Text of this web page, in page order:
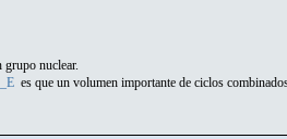
nuclear.
es que un volumen importante de ciclos